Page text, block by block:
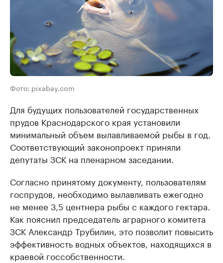
Фото: pixabay.com
Для будущих пользователей государственных
прудов Краснодарского края установили
минимальный объем вылавливаемой рыбы в год.
Соответствующий законопроект приняли
депутаты ЗСК на пленарном заседании.
Согласно принятому документу, пользователям
госпрудов, необходимо вылавливать ежегодно
не менее 3,5 центнера рыбы с каждого гектара.
Как пояснил председатель аграрного комитета
ЗСК Александр Трубилин, это позволит повысить
эффективность водных объектов, находящихся в
краевой госсобственности.